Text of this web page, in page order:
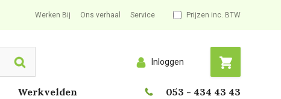
Werken Bij Ons verhaal Service Prijzen inc. BTW
Search Inloggen
Werkvelden 053 - 434 43 43